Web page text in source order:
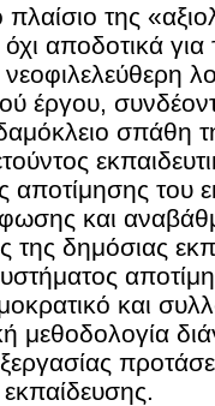
της
αποδοτικά
έργου,
δαμόκλειο
του
και
της δημόσιας
και
μεθοδολογία